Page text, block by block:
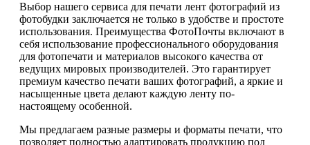
Выбор нашего сервиса для печати лент фотографий из
фотобудки заключается не только в удобстве и простоте
использования. Преимущества ФотоПочты включают в
себя использование профессионального оборудования
для фотопечати и материалов высокого качества от
ведущих мировых производителей. Это гарантирует
премиум качество печати ваших фотографий, а яркие и
насыщенные цвета делают каждую ленту по-
настоящему особенной.
Мы предлагаем разные размеры и форматы печати, что
позволяет полностью адаптировать продукцию под